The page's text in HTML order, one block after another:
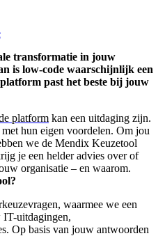
transformatie in jouw
is low-code waarschijnlijk een
past het beste bij jouw
platform kan een uitdaging zijn.
hun eigen voordelen. Om jou
we de Mendix Keuzetool
je een helder advies over of
organisatie – en waarom.
waarmee we een
uitdagingen,
Op basis van jouw antwoorden